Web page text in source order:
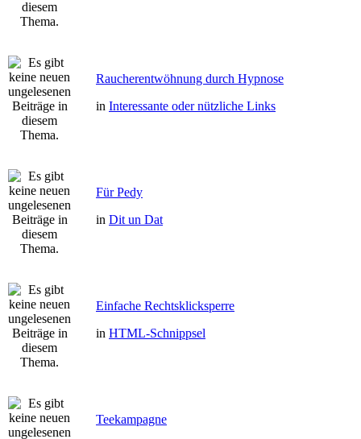
Raucherentwöhnung durch Hypnose
in Interessante oder nützliche Links
Für Pedy
in Dit un Dat
Einfache Rechtsklicksperre
in HTML-Schnippsel
Teekampagne